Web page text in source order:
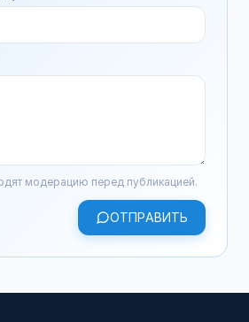
модерацию перед публикацией.
ОТПРАВИТЬ